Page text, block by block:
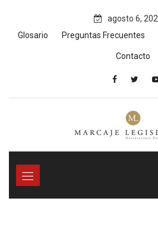
content
agosto 6,
Glosario
Preguntas Frecuentes
Contacto